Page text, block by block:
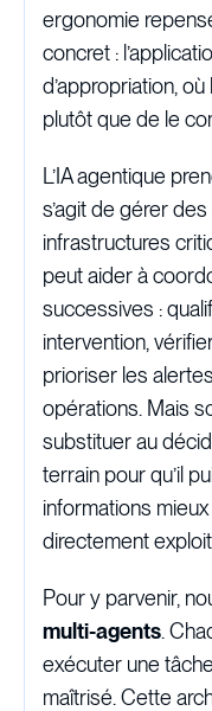
ergonomie
concret :
d’appropriation,
plutôt que de le
L’IA agentique
s’agit de gérer
infrastructures
peut aider à
successives :
intervention,
prioriser les
opérations. Mais
substituer au
terrain pour qu’il
informations
directement
Pour y parvenir,
multi-agents.
exécuter une
maîtrisé. Cette